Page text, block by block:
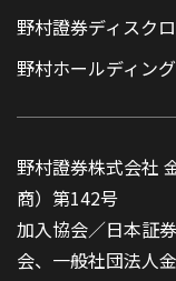
野村證券ディスク
野村ホールディン
野村證券株式会社
商）第142号
加入協会／日本証
会、一般社団法人